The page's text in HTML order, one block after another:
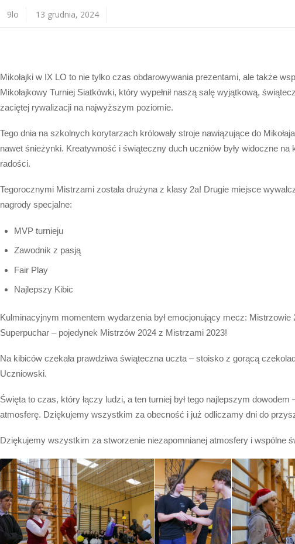
9lo 13 grudnia, 2024
Mikołajki w IX LO to nie tylko czas obdarowywania prezentami, ale także
Mikołajkowy Turniej Siatkówki, który wypełnił naszą salę wyjątkową,
zaciętej rywalizacji na najwyższym poziomie.
Tego dnia na szkolnych korytarzach królowały stroje nawiązujące do
nawet śnieżynki. Kreatywność i świąteczny duch uczniów były widoczne
radości.
Tegorocznymi Mistrzami została drużyna z klasy 2a! Drugie miejsce
nagrody specjalne:
MVP turnieju
Zawodnik z pasją
Fair Play
Najlepszy Kibic
Kulminacyjnym momentem wydarzenia był emocjonujący mecz:
Superpuchar – pojedynek Mistrzów 2024 z Mistrzami 2023!
Na kibiców czekała prawdziwa świąteczna uczta – stoisko z gorącą
Uczniowski.
Święta to czas, który łączy ludzi, a ten turniej był tego najlepszym
atmosferę. Dziękujemy wszystkim za obecność i już odliczamy dni do
Dziękujemy wszystkim za stworzenie niezapomnianej atmosfery i wspólne